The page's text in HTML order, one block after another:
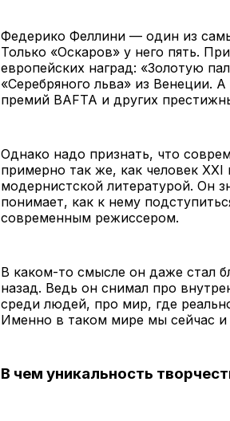
Федерико Феллини — один из
Только «Оскаров» у него пять.
европейских наград: «Золотую
«Серебряного льва» из Венеции.
премий BAFTA и других
Однако надо признать, что
примерно так же, как человек XXI
модернистской литературой. Он
понимает, как к нему
современным режиссером.
В каком-то смысле он даже стал
назад. Ведь он снимал про
среди людей, про мир, где
Именно в таком мире мы сейчас
В чем уникальность